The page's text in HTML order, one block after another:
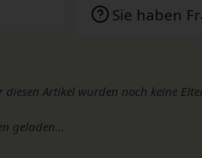
Sie haben
diesen Artikel wurden noch keine
geladen...